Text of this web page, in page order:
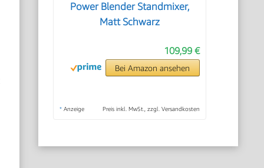
Power Blender Standmixer,
Matt Schwarz
109,99 €
Bei Amazon ansehen
* Anzeige Preis inkl. MwSt., zzgl. Versandkosten